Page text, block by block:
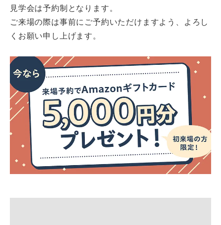
見学会は予約制となります。
ご来場の際は事前にご予約いただけますよう、よろし
くお願い申し上げます。